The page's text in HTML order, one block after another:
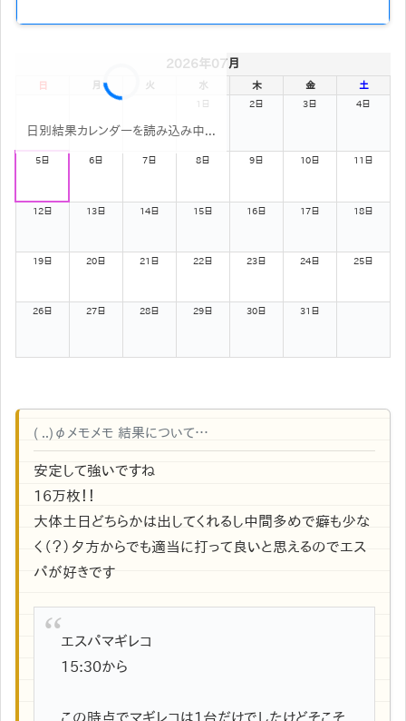
日別結果カレンダーを読み込み中...
2026年07月
日 月 火 水 木 金 土
1日 2日 3日 4日
5日 6日 7日 8日 9日 10日 11日
12日 13日 14日 15日 16日 17日 18日
19日 20日 21日 22日 23日 24日 25日
26日 27日 28日 29日 30日 31日
( ..)φメモメモ 結果について…
安定して強いですね
16万枚！！
大体土日どちらかは出してくれるし中間多めで癖も少な
く（？）夕方からでも適当に打って良いと思えるのでエス
パが好きです
エスパマギレコ
15:30から
この時点でマギレコは1台だけでしたけどそこそ